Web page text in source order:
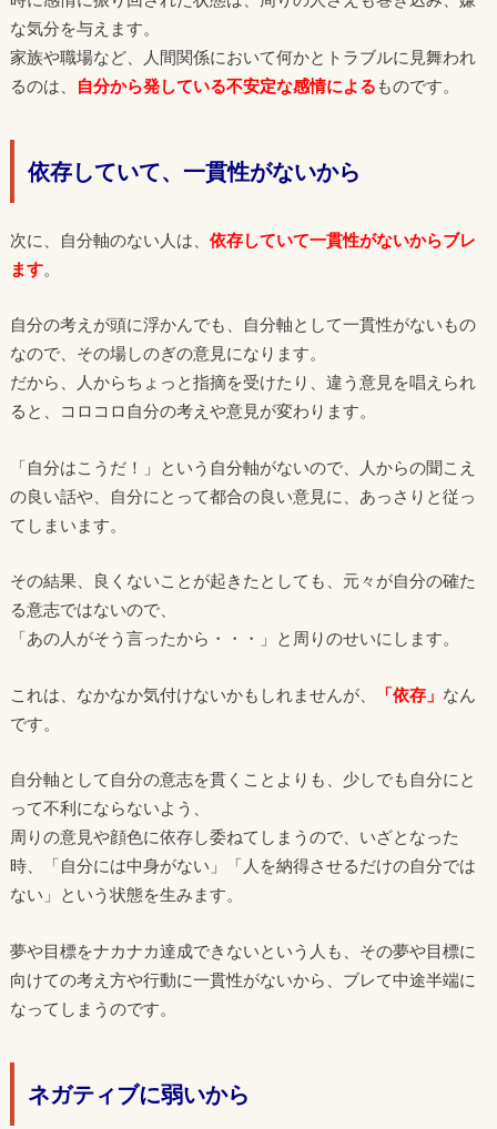
な気分を与えます。
家族や職場など、人間関係において何かとトラブルに見舞われ
るのは、
自分から発している不安定な感情による ものです。
依存していて、一貫性がないから
次に、自分軸のない人は、 依存していて一貫性がないからブレ
ます。
自分の考えが頭に浮かんでも、自分軸として一貫性がないもの
なので、その場しのぎの意見になります。
だから、人からちょっと指摘を受けたり、違う意見を唱えられ
ると、コロコロ自分の考えや意見が変わります。
「自分はこうだ！」という自分軸がないので、人からの聞こえ
の良い話や、自分にとって都合の良い意見に、あっさりと従っ
てしまいます。
その結果、良くないことが起きたとしても、元々が自分の確た
る意志ではないので、
「あの人がそう言ったから・・・」と周りのせいにします。
これは、なかなか気付けないかもしれませんが、 「依存」 なん
です。
自分軸として自分の意志を貫くことよりも、少しでも自分にと
って不利にならないよう、
周りの意見や顔色に依存し委ねてしまうので、いざとなった
時、「自分には中身がない」「人を納得させるだけの自分では
ない」という状態を生みます。
夢や目標をナカナカ達成できないという人も、その夢や目標に
向けての考え方や行動に一貫性がないから、ブレて中途半端に
なってしまうのです。
ネガティブに弱いから